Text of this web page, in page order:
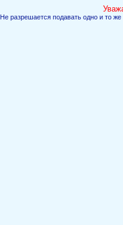
Не разрешается подавать одно и то